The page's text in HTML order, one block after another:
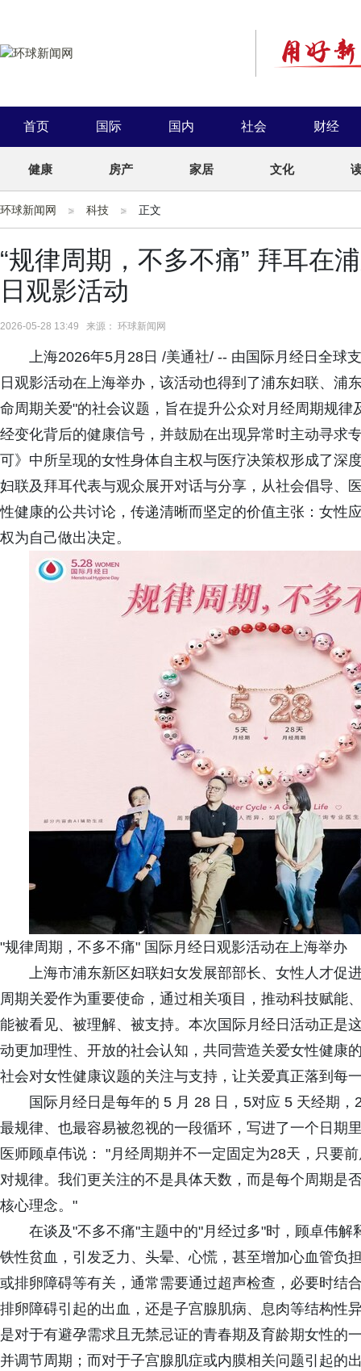
首页 国际 国内 社会 财经
健康 房产 家居 文化
环球新闻网 科技 正文
“规律周期，不多不痛” 拜耳在
日观影活动
2026-05-28 13:49 来源： 环球新闻网
上海2026年5月28日 /美通社/ -- 由国际月经日全球
日观影活动在上海举办，该活动也得到了浦东妇联、浦
命周期关爱"的社会议题，旨在提升公众对月经周期规
经变化背后的健康信号，并鼓励在出现异常时主动寻求
可》中所呈现的女性身体自主权与医疗决策权形成了深
妇联及拜耳代表与观众展开对话与分享，从社会倡导、
性健康的公共讨论，传递清晰而坚定的价值主张：女性
权为自己做出决定。
"规律周期，不多不痛" 国际月经日观影活动在上海举办
上海市浦东新区妇联妇女发展部部长、女性人才促
周期关爱作为重要使命，通过相关项目，推动科技赋能
能被看见、被理解、被支持。本次国际月经日活动正是
动更加理性、开放的社会认知，共同营造关爱女性健康
社会对女性健康议题的关注与支持，让关爱真正落到每
国际月经日是每年的 5 月 28 日，5对应 5 天经期
最规律、也最容易被忽视的一段循环，写进了一个日期
医师顾卓伟说： "月经周期并不一定固定为28天，只要
对规律。我们更关注的不是具体天数，而是每个周期是
核心理念。"
在谈及"不多不痛"主题中的"月经过多"时，顾卓伟
铁性贫血，引发乏力、头晕、心慌，甚至增加心血管负
或排卵障碍等有关，通常需要通过超声检查，必要时结
排卵障碍引起的出血，还是子宫腺肌病、息肉等结构性
是对于有避孕需求且无禁忌证的青春期及育龄期女性的
并调节周期；而对于子宫腺肌症或内膜相关问题引起的